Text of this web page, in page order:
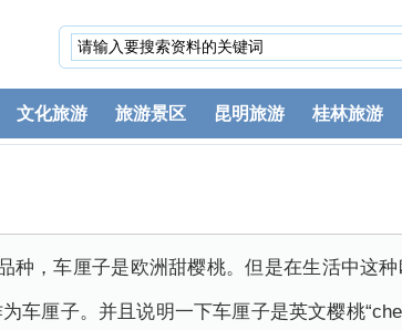
文化旅游 旅游景区 昆明旅游 桂林旅游
种，车厘子是欧洲甜樱桃。但是在生活中这
车厘子。并且说明一下车厘子是英文樱桃